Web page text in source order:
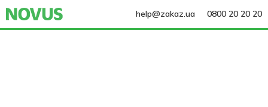
help@zakaz.ua 0800 20 20 20